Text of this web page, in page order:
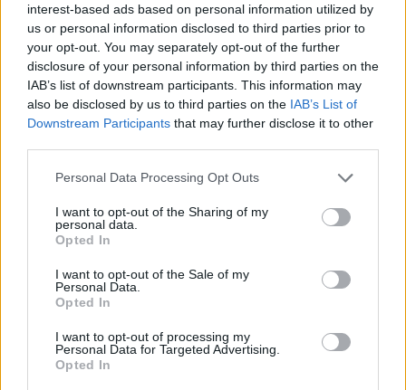
interest-based ads based on personal information utilized by
us or personal information disclosed to third parties prior to
your opt-out. You may separately opt-out of the further
disclosure of your personal information by third parties on the
IAB’s list of downstream participants. This information may
also be disclosed by us to third parties on the IAB’s List of
Downstream Participants that may further disclose it to other
Personal Data Processing Opt Outs
I want to opt-out of the Sharing of my
personal data.
Opted In
I want to opt-out of the Sale of my
Personal Data.
Opted In
I want to opt-out of processing my
Personal Data for Targeted Advertising.
Opted In
Άνοδος στη χρήση chatbots για
ειδήσεις – Σε χαμηλό δεκαετίας η
εμπιστοσύνη στα μέσα
ενημέρωσης
07/08/26 16:13
Η ελληνική οικονομία αντέχει το
που ενισχύουν την αισιοδοξία
07/08/26|13:38
ESET: Οι πράκτορες τεχνητής
νοημοσύνης φέρνουν νέες
07/08/26|13:20